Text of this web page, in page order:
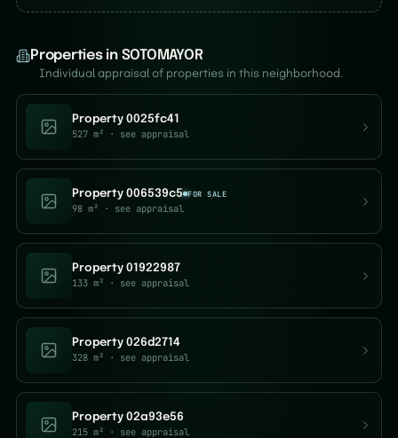
Properties in SOTOMAYOR
Individual appraisal of properties in this neighborhood.
Property 0025fc41
527 m² · see appraisal
Property 006539c5 FOR SALE
98 m² · see appraisal
Property 01922987
133 m² · see appraisal
Property 026d2714
328 m² · see appraisal
Property 02a93e56
215 m² · see appraisal